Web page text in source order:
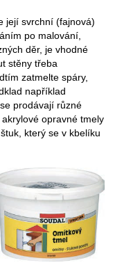
její svrchní (fajnová)
po malování,
děr, je vhodné
stěny třeba
zatmelte spáry,
například
prodávají různé
opravné tmely
který se v kbelíku